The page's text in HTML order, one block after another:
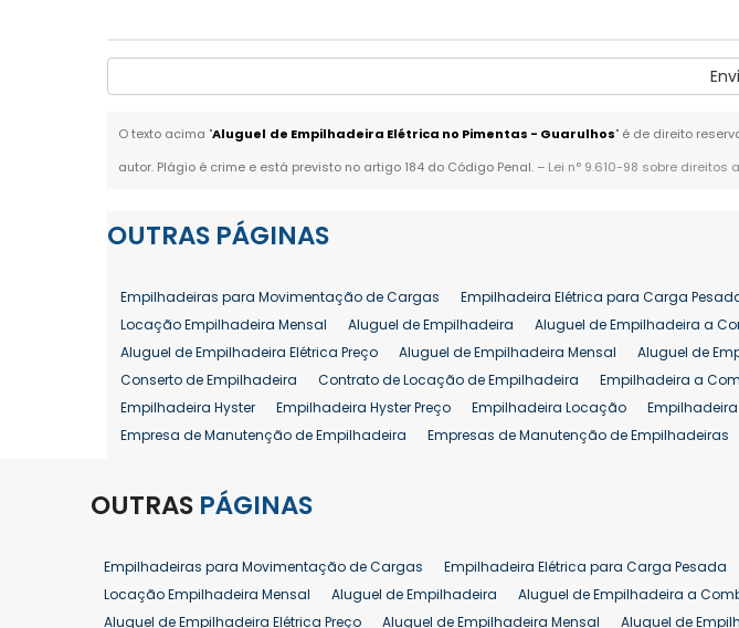
O texto acima "Aluguel de Empilhadeira Elétrica no Pimentas - Guarulhos" é de direito
autor. Plágio é crime e está previsto no artigo 184 do Código Penal. – Lei n° 9.610-98 sobre direitos
OUTRAS PÁGINAS
Empilhadeiras para Movimentação de Cargas Empilhadeira Elétrica para Carga
Locação Empilhadeira Mensal
Aluguel de Empilhadeira Aluguel de Empilhadeira a
Aluguel de Empilhadeira Elétrica Preço
Aluguel de Empilhadeira Mensal Aluguel de
Conserto de Empilhadeira
Contrato de Locação de Empilhadeira Empilhadeira a
Empilhadeira Hyster
Empilhadeira Hyster Preço Empilhadeira Locação
Empresa de Manutenção de Empilhadeira
Empresas de Manutenção de Empilhadeiras
Manutenção em Empilhadeiras
Reforma de Empilhadeira
Aluguel de Empilhadeira 25 ton
Locação de Empilhadeira 25 ton Comprar
Venda Empilhadeiras 25 ton
OUTRAS PÁGINAS
Empilhadeiras para Movimentação de Cargas Empilhadeira Elétrica para Carga Pesada
Locação Empilhadeira Mensal
Aluguel de Empilhadeira Aluguel de Empilhadeira a
Aluguel de Empilhadeira Elétrica Preço
Aluguel de Empilhadeira Mensal Aluguel de